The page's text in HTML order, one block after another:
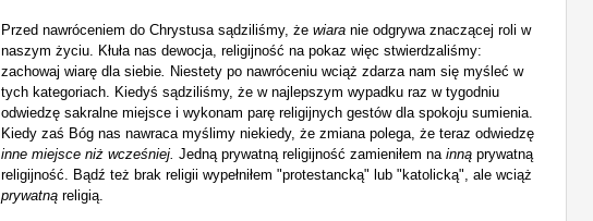
Przed nawróceniem do Chrystusa sądziliśmy, że wiara nie odgrywa znaczącej roli w
naszym życiu. Kłuła nas dewocja, religijność na pokaz więc stwierdzaliśmy:
zachowaj wiarę dla siebie
Niestety po nawróceniu wciąż zdarza nam się myśleć w
tych kategoriach. Kiedyś sądziliśmy, że w najlepszym wypadku raz w tygodniu
odwiedzę sakralne miejsce i wykonam parę religijnych gestów dla spokoju sumienia
Kiedy zaś Bóg nas nawraca myślimy niekiedy, że zmiana polega, że teraz odwiedzę
inne miejsce niż wcześniej. Jedną prywatną religijność zamieniłem na inną prywatną
religijność.
Bądź też brak religii wypełniłem "protestancką" lub "katolicką" , ale wciąż
prywatną religią.